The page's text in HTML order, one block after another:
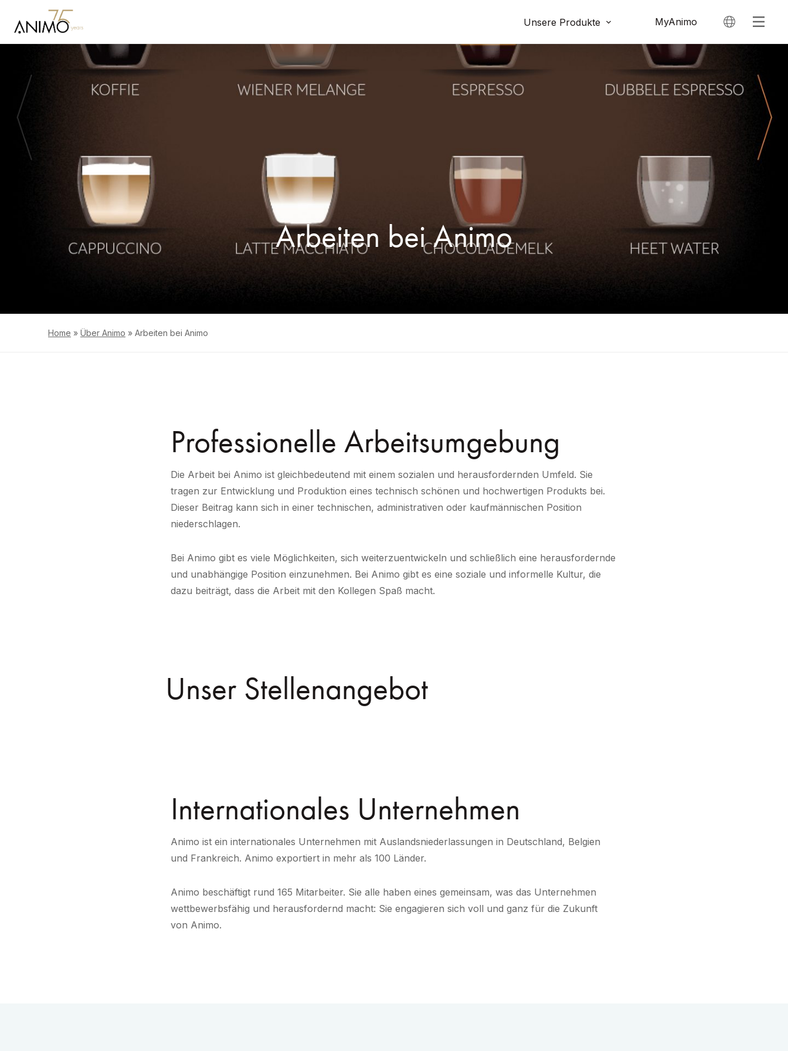
Unsere Produkte MyAnimo
Arbeiten bei Animo
Home » Über Animo » Arbeiten bei Animo
Professionelle Arbeitsumgebung
Die Arbeit bei Animo ist gleichbedeutend mit einem sozialen und herausfordernden Umfeld. Sie
tragen zur Entwicklung und Produktion eines technisch schönen und hochwertigen Produkts bei.
Dieser Beitrag kann sich in einer technischen, administrativen oder kaufmännischen Position
niederschlagen.
Bei Animo gibt es viele Möglichkeiten, sich weiterzuentwickeln und schließlich eine herausfordernde
und unabhängige Position einzunehmen. Bei Animo gibt es eine soziale und informelle Kultur, die
dazu beiträgt, dass die Arbeit mit den Kollegen Spaß macht.
Unser Stellenangebot
Internationales Unternehmen
Animo ist ein internationales Unternehmen mit Auslandsniederlassungen in Deutschland, Belgien
und Frankreich. Animo exportiert in mehr als 100 Länder.
Animo beschäftigt rund 165 Mitarbeiter. Sie alle haben eines gemeinsam, was das Unternehmen
wettbewerbsfähig und herausfordernd macht: Sie engagieren sich voll und ganz für die Zukunft
von Animo.